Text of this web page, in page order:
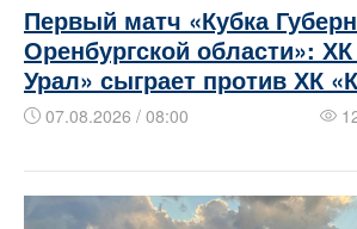
Первый матч «Кубка
Оренбургской области»:
Урал» сыграет против ХК
07.08.2026 / 08:00